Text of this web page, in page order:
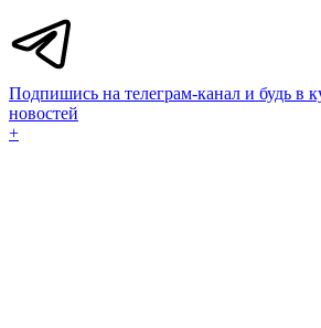
Подпишись на телеграм-канал и будь в
новостей
+